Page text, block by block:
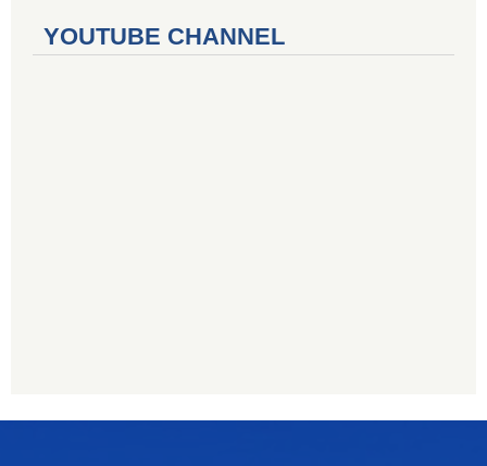
YOUTUBE CHANNEL